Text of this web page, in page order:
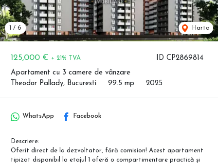
ID CP2869814
125,000 € + 21% TVA
Apartament cu 3 camere de vânzare
Theodor Pallady, Bucuresti
99.5 mp 2025
/ 6 Harta
WhatsApp Facebook
Descriere:
Oferit direct de la dezvoltator, fără comision! Acest apartament
tipizat disponibil la etajul 1 oferă o compartimentare practică și